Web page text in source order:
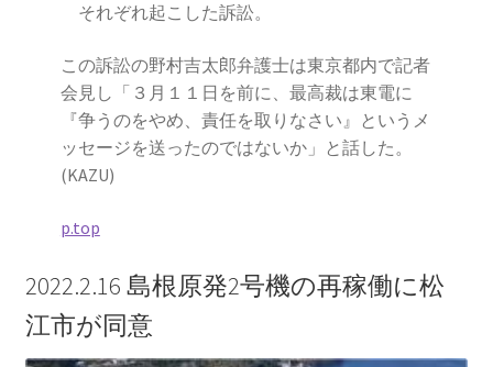
それぞれ起こした訴訟。
この訴訟の野村吉太郎弁護士は東京都内で記者
会見し「３月１１日を前に、最高裁は東電に
『争うのをやめ、責任を取りなさい』というメ
ッセージを送ったのではないか」と話した。
(KAZU)
p.top
2022.2.16 島根原発2号機の再稼働に松
江市が同意